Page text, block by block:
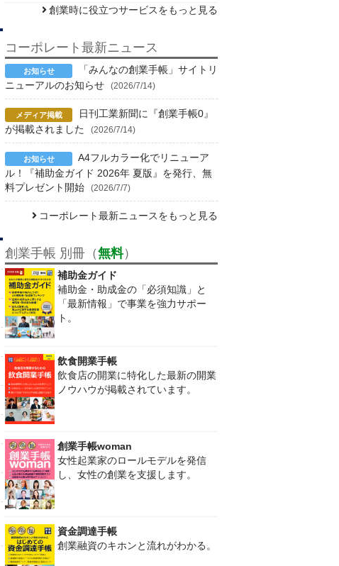
創業時に役立つサービスをもっと見る
コーポレート最新ニュース
「みんなの創業手帳」サイトリ
ニューアルのお知らせ
(2026/7/14)
日刊工業新聞に『創業手帳0』
が掲載されました
(2026/7/14)
A4フルカラー化でリニューア
ル！『補助金ガイド 2026年 夏版』を発行、無
料プレゼント開始
(2026/7/7)
コーポレート最新ニュースをもっと見る
創業手帳 別冊（無料）
補助金ガイド
補助金・助成金の「必須知識」と
「最新情報」で事業を強力サポー
ト。
飲食開業手帳
飲食店の開業に特化した最新の開業
ノウハウが掲載されています。
創業手帳woman
女性起業家のロールモデルを発信
し、女性の創業を支援します。
資金調達手帳
創業融資のキホンと流れがわかる。